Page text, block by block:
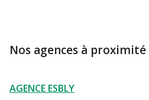
Nos agences à proximité
AGENCE ESBLY